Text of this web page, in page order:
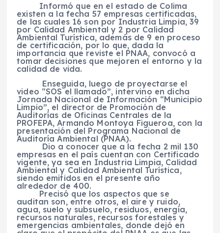
Informó que en el estado de Colima
existen a la fecha 57 empresas certificadas,
de las cuales 16 son por Industria Limpia, 39
por Calidad Ambiental y 2 por Calidad
Ambiental Turística, además de 9 en proceso
de certificación, por lo que, dada la
importancia que reviste el PNAA, convocó a
tomar decisiones que mejoren el entorno y la
calidad de vida.
Enseguida, luego de proyectarse el
video “SOS el llamado”, intervino en dicha
Jornada Nacional de Información “Municipio
Limpio”, el director de Promoción de
Auditorías de Oficinas Centrales de la
PROFEPA, Armando Montoya Figueroa, con la
presentación del Programa Nacional de
Auditoría Ambiental (PNAA).
Dio a conocer que a la fecha 2 mil 130
empresas en el país cuentan con Certificado
vigente, ya sea en Industria Limpia, Calidad
Ambiental y Calidad Ambiental Turística,
siendo emitidos en el presente año
alrededor de 400.
Precisó que los aspectos que se
auditan son, entre otros, el aire y ruido,
agua, suelo y subsuelo, residuos, energía,
recursos naturales, recursos forestales y
emergencias ambientales, donde dejó en